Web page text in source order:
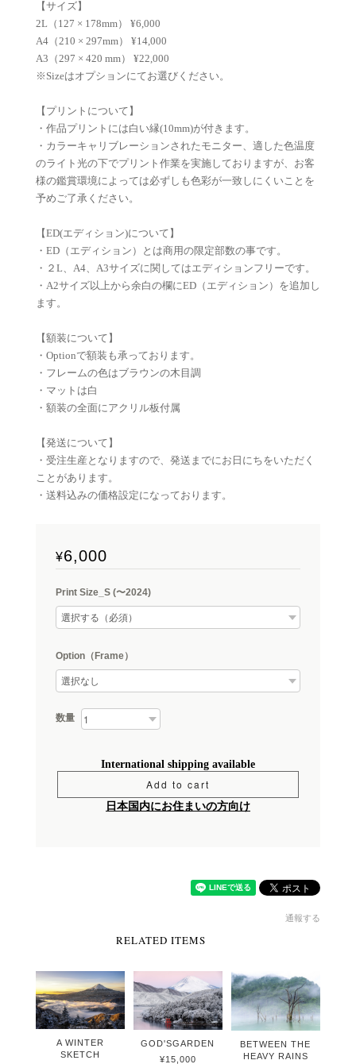
【サイズ】
2L（127 × 178mm） ¥6,000
A4（210 × 297mm） ¥14,000
A3（297 × 420 mm） ¥22,000
※Sizeはオプションにてお選びください。
【プリントについて】
・作品プリントには白い縁(10mm)が付きます。
・カラーキャリブレーションされたモニター、適した色温度
のライト光の下でプリント作業を実施しておりますが、お客
様の鑑賞環境によっては必ずしも色彩が一致しにくいことを
予めご了承ください。
【ED(エディション)について】
・ED（エディション）とは商用の限定部数の事です。
・２L、A4、A3サイズに関してはエディションフリーです。
・A2サイズ以上から余白の欄にED（エディション）を追加し
ます。
【額装について】
・Optionで額装も承っております。
・フレームの色はブラウンの木目調
・マットは白
・額装の全面にアクリル板付属
【発送について】
・受注生産となりますので、発送までにお日にちをいただく
ことがあります。
・送料込みの価格設定になっております。
¥6,000
Print Size_S (〜2024)
Option（Frame）
数量
International shipping available
Add to cart
日本国内にお住まいの方向け
通報する
RELATED ITEMS
A WINTER
SKETCH
GOD'SGARDEN
¥15,000
BETWEEN THE
HEAVY RAINS